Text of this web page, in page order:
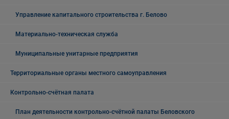
Управление капитального строительства г. Белово
Материально-техническая служба
Муниципальные унитарные предприятия
Территориальные органы местного самоуправления
Контрольно-счётная палата
План деятельности контрольно-счётной палаты Беловского